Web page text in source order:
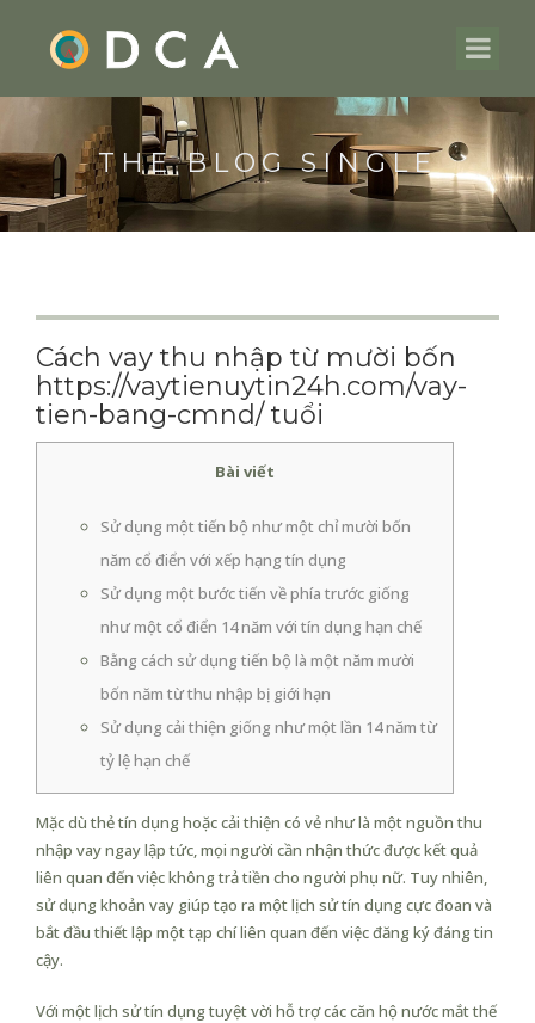
THE BLOG SINGLE
Cách vay thu nhập từ mười bốn
https://vaytienuytin24h.com/vay-
tien-bang-cmnd/ tuổi
Bài viết
Sử dụng một tiến bộ như một chỉ mười bốn
năm cổ điển với xếp hạng tín dụng
Sử dụng một bước tiến về phía trước giống
như một cổ điển 14 năm với tín dụng hạn chế
Bằng cách sử dụng tiến bộ là một năm mười
bốn năm từ thu nhập bị giới hạn
Sử dụng cải thiện giống như một lần 14 năm từ
tỷ lệ hạn chế
Mặc dù thẻ tín dụng hoặc cải thiện có vẻ như là một nguồn thu
nhập vay ngay lập tức, mọi người cần nhận thức được kết quả
liên quan đến việc không trả tiền cho người phụ nữ. Tuy nhiên,
sử dụng khoản vay giúp tạo ra một lịch sử tín dụng cực đoan và
bắt đầu thiết lập một tạp chí liên quan đến việc đăng ký đáng tin
cậy.
Với một lịch sử tín dụng tuyệt vời hỗ trợ các căn hộ nước mắt thế